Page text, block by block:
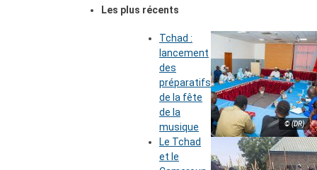
Les plus récents
© (DR)
Tchad :
lancement
des
préparatifs
de la fête
de la
musique
Le Tchad
et le